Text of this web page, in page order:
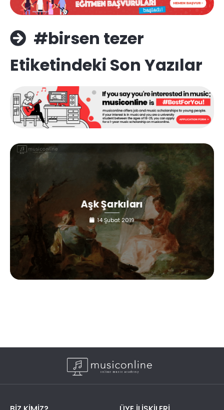
#birsen tezer
Etiketindeki Son Yazılar
Aşk Şarkıları
14 Şubat 2019